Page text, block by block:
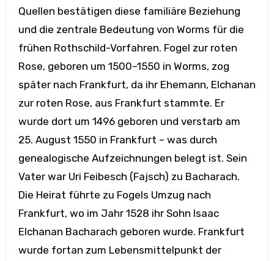
Quellen bestätigen diese familiäre Beziehung
und die zentrale Bedeutung von Worms für die
frühen Rothschild-Vorfahren. Fogel zur roten
Rose, geboren um 1500–1550 in Worms, zog
später nach Frankfurt, da ihr Ehemann, Elchanan
zur roten Rose, aus Frankfurt stammte. Er
wurde dort um 1496 geboren und verstarb am
25. August 1550 in Frankfurt – was durch
genealogische Aufzeichnungen belegt ist. Sein
Vater war Uri Feibesch (Fajsch) zu Bacharach.
Die Heirat führte zu Fogels Umzug nach
Frankfurt, wo im Jahr 1528 ihr Sohn Isaac
Elchanan Bacharach geboren wurde. Frankfurt
wurde fortan zum Lebensmittelpunkt der